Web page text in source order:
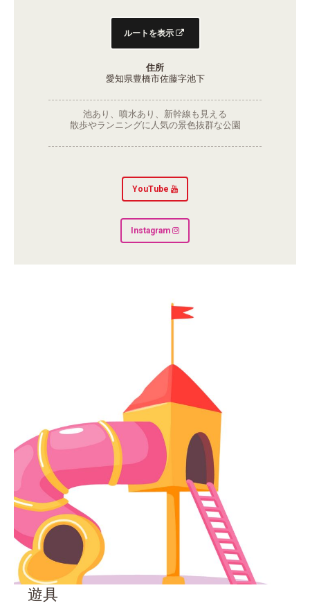
ルートを表示
住所
愛知県豊橋市佐藤字池下
池あり、噴水あり、新幹線も見える
散歩やランニングに人気の景色抜群な公園
YouTube
Instagram
遊具